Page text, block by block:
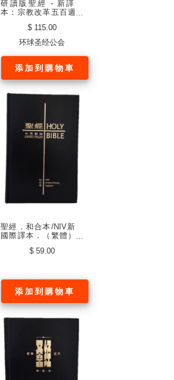
研讀版聖經 - 新譯
本：宗教改革五百週
字版 黑色仿皮白邊）
$ 115.00
环球圣经公会
添加到購物車
聖經．和合本/NIV新
國際譯本．（繁體）
裝．白邊．新標準
$ 59.00
添加到購物車